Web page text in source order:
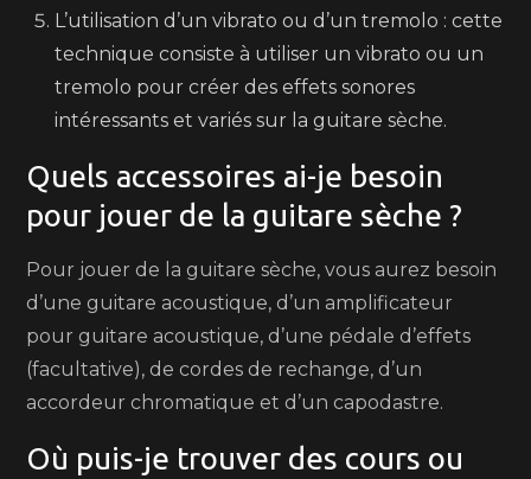
L’utilisation d’un vibrato ou d’un tremolo : cette
technique consiste à utiliser un vibrato ou un
tremolo pour créer des effets sonores
intéressants et variés sur la guitare sèche.
Quels accessoires ai-je besoin
pour jouer de la guitare sèche ?
Pour jouer de la guitare sèche, vous aurez besoin
d’une guitare acoustique, d’un amplificateur
pour guitare acoustique, d’une pédale d’effets
(facultative), de cordes de rechange, d’un
accordeur chromatique et d’un capodastre.
Où puis-je trouver des cours ou